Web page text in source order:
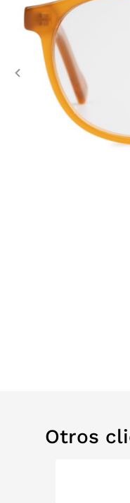
Previous
Otros